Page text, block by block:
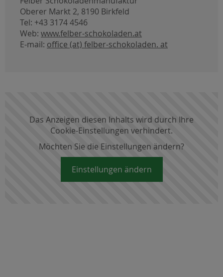
Oberer Markt 2, 8190 Birkfeld
Tel: +43 3174 4546
Web: www.felber-schokoladen.at
E-mail: office (at) felber-schokoladen. at
Das Anzeigen diesen Inhalts wird durch Ihre
Cookie-Einstellungen verhindert.
Möchten Sie die Einstellungen ändern?
Einstellungen ändern